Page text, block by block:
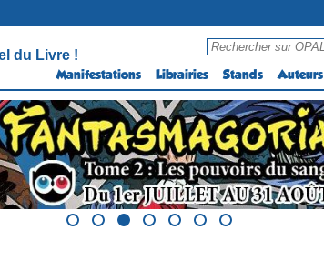
du Livre !
Manifestations
Librairies Stands Auteurs